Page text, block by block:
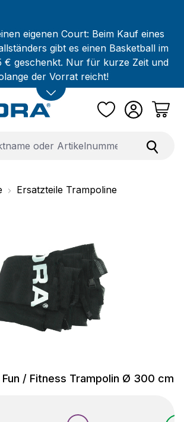
eigenen Court: Beim Kauf eines
gibt es einen Basketball im
€ geschenkt. Nur für kurze Zeit und
der Vorrat reicht!
Ersatzteile Trampoline
Fun / Fitness Trampolin Ø 300 cm